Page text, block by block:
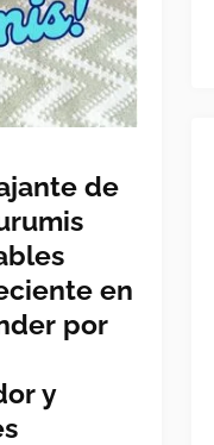
de
en
por
y